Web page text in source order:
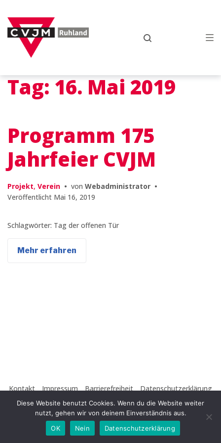
Hauptnavigation
springen
Inhalt
springen
Footer
springen
Tag: 16. Mai 2019
Programm 175
Jahrfeier CVJM
Projekt, Verein • von Webadministrator •
Veröffentlicht Mai 16, 2019
Schlagwörter: Tag der offenen Tür
Mehr erfahren
Kontakt Impressum Barrierefreiheit
Datenschutzerklärung
Copyright © 2026 CVJM-Ruhland e.V.
Facebook
TwitterInstagram
Youtube
Diese Website benutzt Cookies. Wenn du die Website weiter
nutzt, gehen wir von deinem Einverständnis aus.
OK
Nein Datenschutzerklärung